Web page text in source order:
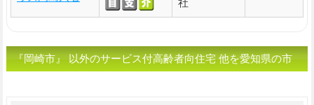
社
『岡崎市』 以外のサービス付高齢者向住宅 他を愛知県の市